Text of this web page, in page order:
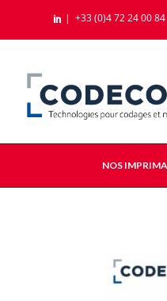
 | +33 (0)4 72 24 00 84
NOS